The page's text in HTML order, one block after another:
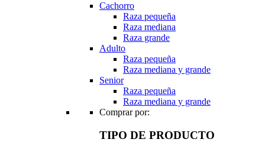
Cachorro
Raza pequeña
Raza mediana
Raza grande
Adulto
Raza pequeña
Raza mediana y grande
Senior
Raza pequeña
Raza mediana y grande
Comprar por:
TIPO DE PRODUCTO